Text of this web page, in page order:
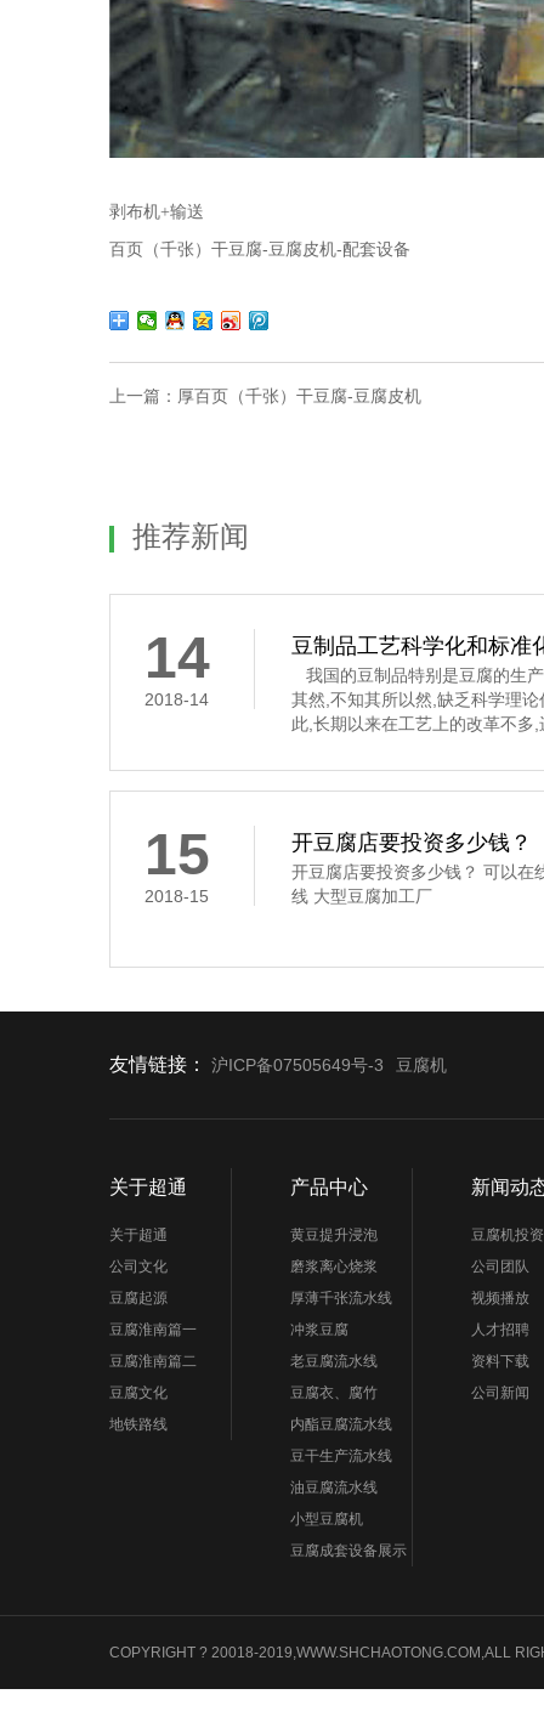
剥布机+输送
百页（千张）干豆腐-豆腐皮机-配套设备
上一篇： 厚百页（千张）干豆腐-豆腐皮机
推荐新闻
14
2018-14
豆制品工艺科学化和标准
我国的豆制品特别是豆腐的生
其然,不知其所以然,缺乏科学理
此,长期以来在工艺上的改革不多
凝固这道工序,是通过凝固剂的作
豆腐花,俗称“点花”和“点浆”,这
15
2018-15
开豆腐店要投资多少钱？
开豆腐店要投资多少钱？ 可以在
线 大型豆腐加工厂
友情链接： 沪ICP备07505649号-3 豆腐机
关于超通
关于超通
公司文化
豆腐起源
豆腐淮南篇一
豆腐淮南篇二
豆腐文化
地铁路线
产品中心
黄豆提升浸泡
磨浆离心烧浆
厚薄千张流水线
冲浆豆腐
老豆腐流水线
豆腐衣、腐竹
内酯豆腐流水线
豆干生产流水线
油豆腐流水线
小型豆腐机
豆腐成套设备展示
新闻动
豆腐机投
公司团队
视频播放
人才招聘
资料下载
公司新闻
COPYRIGHT ? 20018-2019,WWW.SHCHAOTONG.COM,ALL